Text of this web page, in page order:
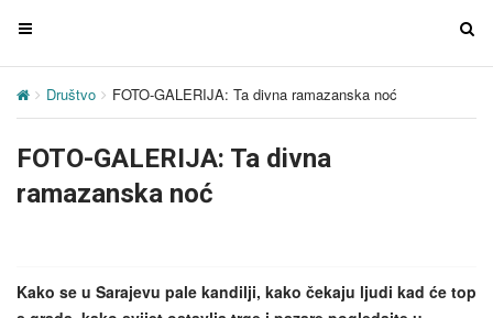
T
g
e
n
g
T
g
Društvo FOTO-GALERIJA: Ta divna ramazanska noć
FOTO-GALERIJA: Ta divna
ramazanska noć
Kako se u Sarajevu pale kandilji, kako čekaju ljudi kad će top